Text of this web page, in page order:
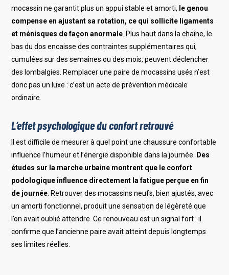
mocassin ne garantit plus un appui stable et amorti, le genou
compense en ajustant sa rotation, ce qui sollicite ligaments
et ménisques de façon anormale . Plus haut dans la chaîne, le
bas du dos encaisse des contraintes supplémentaires qui,
cumulées sur des semaines ou des mois, peuvent déclencher
des lombalgies. Remplacer une paire de mocassins usés n’est
donc pas un luxe : c’est un acte de prévention médicale
ordinaire.
L’effet psychologique du confort retrouvé
Il est difficile de mesurer à quel point une chaussure confortable
influence l’humeur et l’énergie disponible dans la journée.
Des
études sur la marche urbaine montrent que le confort
podologique influence directement la fatigue perçue en fin
de journée . Retrouver des mocassins neufs, bien ajustés, avec
un amorti fonctionnel, produit une sensation de légèreté que
l’on avait oublié attendre. Ce renouveau est un signal fort : il
confirme que l’ancienne paire avait atteint depuis longtemps
ses limites réelles.